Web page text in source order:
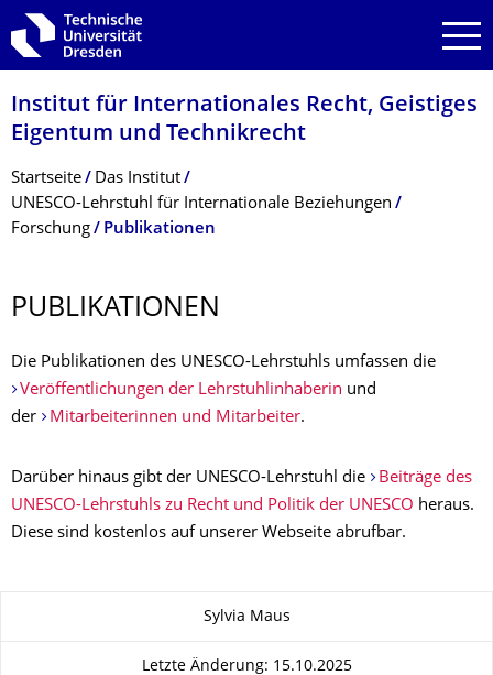
Zur Hauptnavigation springen
Zur Suche springen
Zum Inhalt springen
Institut für Internationales Recht, Geistiges
Eigentum und Technikrecht
Breadcrumb-Menü
Startseite
Das Institut
UNESCO-Lehrstuhl für Internationale Beziehungen
Forschung
Publikationen
PUBLIKATIONEN
Die Publikationen des UNESCO-Lehrstuhls umfassen die
Veröffentlichungen der Lehrstuhlinhaberin und
der
Mitarbeiterinnen und Mitarbeiter.
Darüber hinaus gibt der UNESCO-Lehrstuhl die
Beiträge des
UNESCO-Lehrstuhls zu Recht und Politik der UNESCO heraus.
Diese sind kostenlos auf unserer Webseite abrufbar.
Sylvia Maus
Letzte Änderung: 15.10.2025